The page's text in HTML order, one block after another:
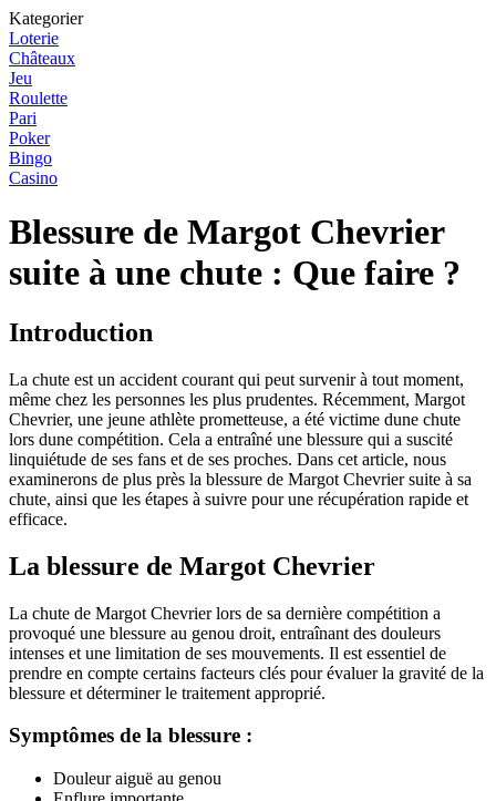
Kategorier
Loterie
Châteaux
Jeu
Roulette
Pari
Poker
Bingo
Casino
Blessure de Margot Chevrier
suite à une chute : Que faire ?
Introduction
La chute est un accident courant qui peut survenir à tout moment,
même chez les personnes les plus prudentes. Récemment, Margot
Chevrier, une jeune athlète prometteuse, a été victime dune chute
lors dune compétition. Cela a entraîné une blessure qui a suscité
linquiétude de ses fans et de ses proches. Dans cet article, nous
examinerons de plus près la blessure de Margot Chevrier suite à sa
chute, ainsi que les étapes à suivre pour une récupération rapide et
efficace.
La blessure de Margot Chevrier
La chute de Margot Chevrier lors de sa dernière compétition a
provoqué une blessure au genou droit, entraînant des douleurs
intenses et une limitation de ses mouvements. Il est essentiel de
prendre en compte certains facteurs clés pour évaluer la gravité de la
blessure et déterminer le traitement approprié.
Symptômes de la blessure :
Douleur aiguë au genou